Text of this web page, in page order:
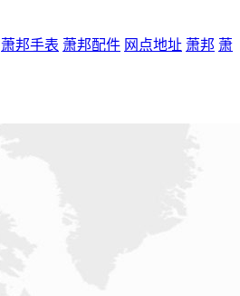
萧邦手表 萧邦配件 网点地址 萧邦 萧